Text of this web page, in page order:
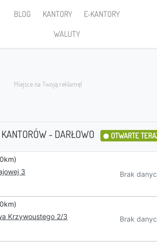
BLOG KANTORY
E-KANTORY
WALUTY
- DARŁOWO OTWARTE
3
Brak
Krzywoustego 2/3
Brak